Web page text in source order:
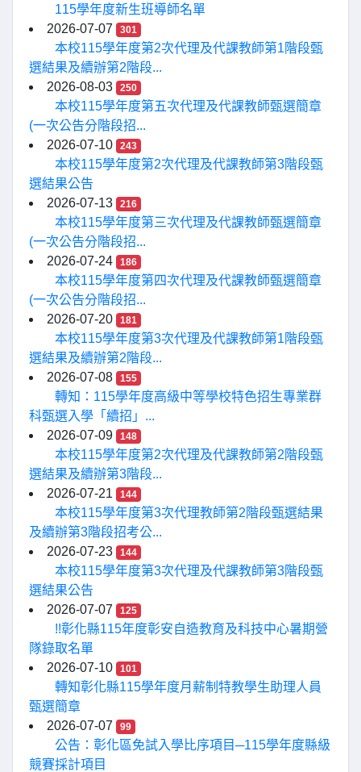
115學年度新生班導師名單
2026-07-07
301
本校115學年度第2次代理及代課教師第1階段甄
選結果及續辦第2階段...
2026-08-03
250
本校115學年度第五次代理及代課教師甄選簡章
(一次公告分階段招...
2026-07-10
243
本校115學年度第2次代理及代課教師第3階段甄
選結果公告
2026-07-13
216
本校115學年度第三次代理及代課教師甄選簡章
(一次公告分階段招...
2026-07-24
186
本校115學年度第四次代理及代課教師甄選簡章
(一次公告分階段招...
2026-07-20
181
本校115學年度第3次代理及代課教師第1階段甄
選結果及續辦第2階段...
2026-07-08
155
轉知：115學年度高級中等學校特色招生專業群
科甄選入學「續招」...
2026-07-09
148
本校115學年度第2次代理及代課教師第2階段甄
選結果及續辦第3階段...
2026-07-21
144
本校115學年度第3次代理教師第2階段甄選結果
及續辦第3階段招考公...
2026-07-23
144
本校115學年度第3次代理及代課教師第3階段甄
選結果公告
2026-07-07
125
!!彰化縣115年度彰安自造教育及科技中心暑期營
隊錄取名單
2026-07-10
101
轉知彰化縣115學年度月薪制特教學生助理人員
甄選簡章
2026-07-07
99
公告：彰化區免試入學比序項目─115學年度縣級
競賽採計項目